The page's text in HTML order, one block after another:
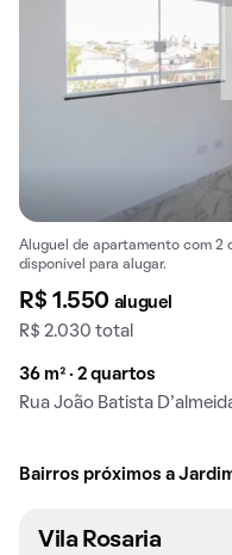
Aluguel de apartamento com 2
disponível para alugar.
R$ 1.550 aluguel
R$ 2.030 total
36 m² · 2 quartos
Rua João Batista
Bairros próximos a
Vila Rosaria